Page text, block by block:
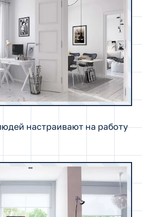
настраивают на работу